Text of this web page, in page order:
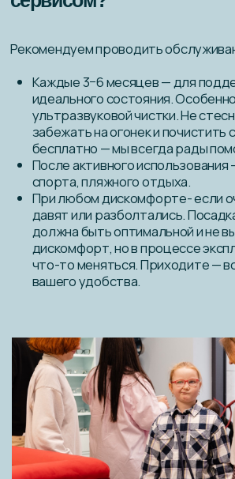
регулировка нужна именно вашей оправе.
поддерживать внешний вид и качество очков.
а многолетнюю гарантию их безупречного
состояния!
Станьте частью нашей программы лояльности
и получайте бонусы с каждой покупки в оптике
BAZILIO. Бонусы можно использовать на свои заказы
или делиться с друзьями и близкими.
Узнать подробнее